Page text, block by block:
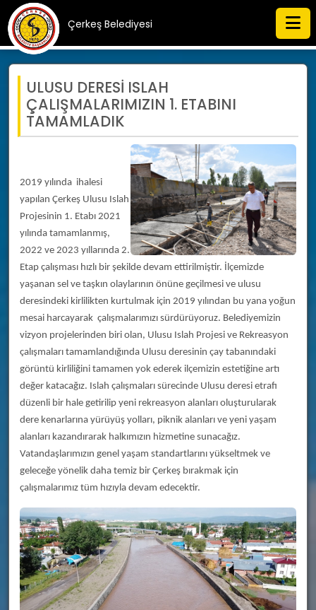
Çerkeş Belediyesi
ULUSU DERESİ ISLAH
ÇALIŞMALARIMIZIN 1. ETABINI
TAMAMLADIK
2019 yılında ihalesi
yapılan Çerkeş Ulusu Islah
Projesinin 1. Etabı 2021
yılında tamamlanmış,
2022 ve 2023 yıllarında 2.
Etap çalışması hızlı bir şekilde devam ettirilmiştir. İlçemizde
yaşanan sel ve taşkın olaylarının önüne geçilmesi ve ulusu
deresindeki kirlilikten kurtulmak için 2019 yılından bu yana yoğun
mesai harcayarak çalışmalarımızı sürdürüyoruz. Belediyemizin
vizyon projelerinden biri olan, Ulusu Islah Projesi ve Rekreasyon
çalışmaları tamamlandığında Ulusu deresinin çay tabanındaki
görüntü kirliliğini tamamen yok ederek ilçemizin estetiğine artı
değer katacağız. Islah çalışmaları sürecinde Ulusu deresi etrafı
düzenli bir hale getirilip yeni rekreasyon alanları oluşturularak
dere kenarlarına yürüyüş yolları, piknik alanları ve yeni yaşam
alanları kazandırarak halkımızın hizmetine sunacağız.
Vatandaşlarımızın genel yaşam standartlarını yükseltmek ve
geleceğe yönelik daha temiz bir Çerkeş bırakmak için
çalışmalarımız tüm hızıyla devam edecektir.